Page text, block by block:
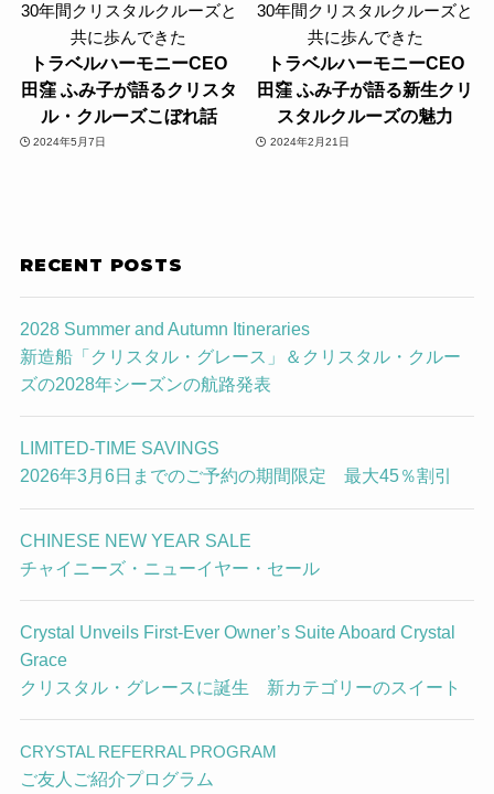
30年間クリスタルクルーズと
共に歩んできた
トラベルハーモニーCEO
田窪 ふみ子が語るクリスタ
ル・クルーズこぼれ話
2024年5月7日
30年間クリスタルクルーズと
共に歩んできた
トラベルハーモニーCEO
田窪 ふみ子が語る新生クリ
スタルクルーズの魅力
2024年2月21日
RECENT POSTS
2028 Summer and Autumn Itineraries
新造船「クリスタル・グレース」＆クリスタル・クルー
ズの2028年シーズンの航路発表
LIMITED-TIME SAVINGS
2026年3月6日までのご予約の期間限定 最大45％割引
CHINESE NEW YEAR SALE
チャイニーズ・ニューイヤー・セール
Crystal Unveils First-Ever Owner’s Suite Aboard Crystal
Grace
クリスタル・グレースに誕生 新カテゴリーのスイート
CRYSTAL REFERRAL PROGRAM
ご友人ご紹介プログラム